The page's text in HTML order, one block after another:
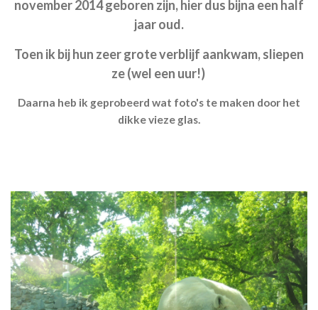
november 2014 geboren zijn, hier dus bijna een half
jaar oud.
Toen ik bij hun zeer grote verblijf aankwam, sliepen
ze (wel een uur!)
Daarna heb ik geprobeerd wat foto's te maken door het
dikke vieze glas.